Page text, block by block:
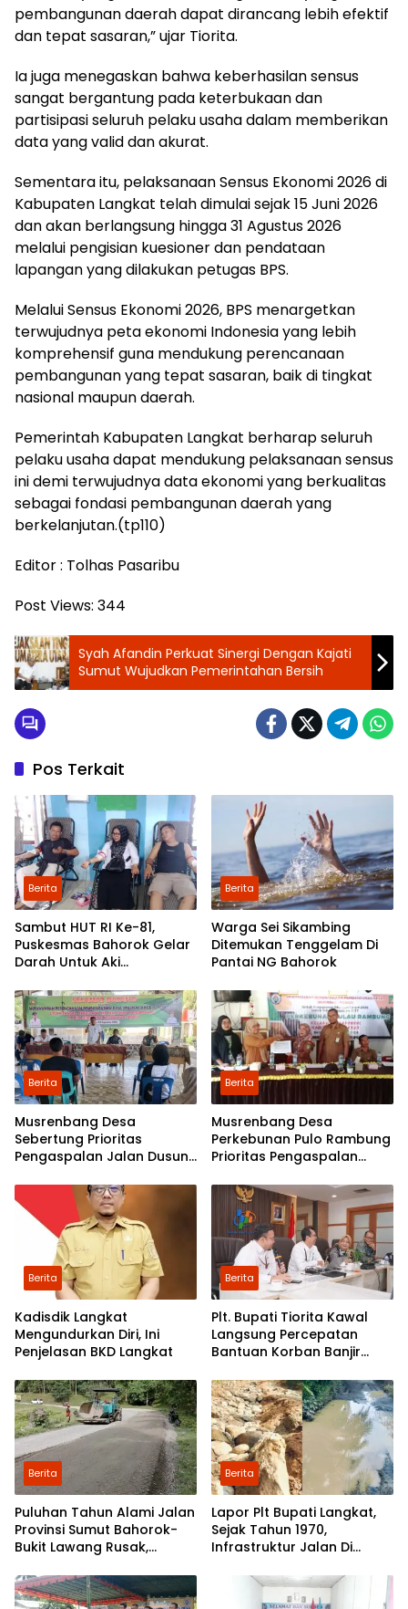
pembangunan daerah dapat dirancang lebih efektif
dan tepat sasaran,” ujar Tiorita.
Ia juga menegaskan bahwa keberhasilan sensus
sangat bergantung pada keterbukaan dan
partisipasi seluruh pelaku usaha dalam memberikan
data yang valid dan akurat.
Sementara itu, pelaksanaan Sensus Ekonomi 2026 di
Kabupaten Langkat telah dimulai sejak 15 Juni 2026
dan akan berlangsung hingga 31 Agustus 2026
melalui pengisian kuesioner dan pendataan
lapangan yang dilakukan petugas BPS.
Melalui Sensus Ekonomi 2026, BPS menargetkan
terwujudnya peta ekonomi Indonesia yang lebih
komprehensif guna mendukung perencanaan
pembangunan yang tepat sasaran, baik di tingkat
nasional maupun daerah.
Pemerintah Kabupaten Langkat berharap seluruh
pelaku usaha dapat mendukung pelaksanaan sensus
ini demi terwujudnya data ekonomi yang berkualitas
sebagai fondasi pembangunan daerah yang
berkelanjutan.(tp110)
Editor : Tolhas Pasaribu
Post Views: 344
Syah Afandin Perkuat Sinergi Dengan Kajati
Sumut Wujudkan Pemerintahan Bersih
Pos Terkait
Berita
Sambut HUT RI Ke-81,
Puskesmas Bahorok Gelar
Darah Untuk Aki
Berita
Warga Sei Sikambing
Ditemukan Tenggelam Di
Pantai NG Bahorok
Berita
Musrenbang Desa
Sebertung Prioritas
Pengaspalan Jalan Dusun
Berita
Musrenbang Desa
Perkebunan Pulo Rambung
Prioritas Pengaspalan
Dusun Pondok Boyan
Berita
Kadisdik Langkat
Mengundurkan Diri, Ini
Penjelasan BKD Langkat
Berita
Plt. Bupati Tiorita Kawal
Langsung Percepatan
Bantuan Korban Banjir
Berita
Puluhan Tahun Alami Jalan
Provinsi Sumut Bahorok-
Bukit Lawang Rusak,
Perbaikan
Berita
Lapor Plt Bupati Langkat,
Sejak Tahun 1970,
Infrastruktur Jalan Di
Diperhatikan Pemerintah
Kabupaten Langkat